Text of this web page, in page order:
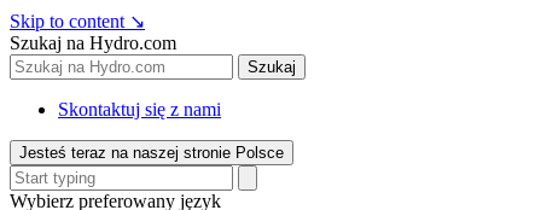
Skip to content ↘
Szukaj na Hydro.com
Szukaj
Skontaktuj się z nami
Jesteś teraz na naszej stronie Polsce
Wybierz preferowany język